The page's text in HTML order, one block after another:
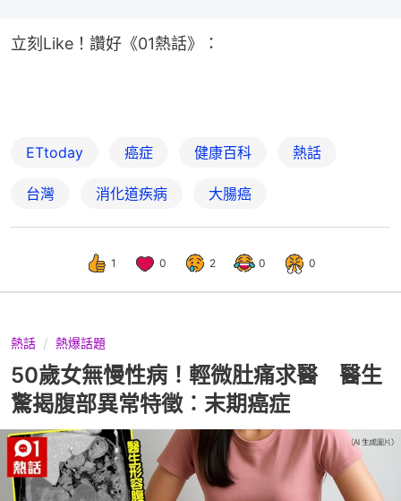
立刻Like！讚好《01熱話》：
ETtoday 癌症 健康百科 熱話
台灣 消化道疾病 大腸癌
1 0 2 0 0
熱話 熱爆話題
50歲女無慢性病！輕微肚痛求醫 醫生
驚揭腹部異常特徵︰末期癌症